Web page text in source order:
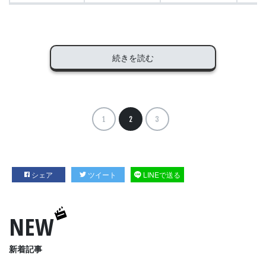
続きを読む
1 2 3
シェア ツイート LINEで送る
NEW
新着記事